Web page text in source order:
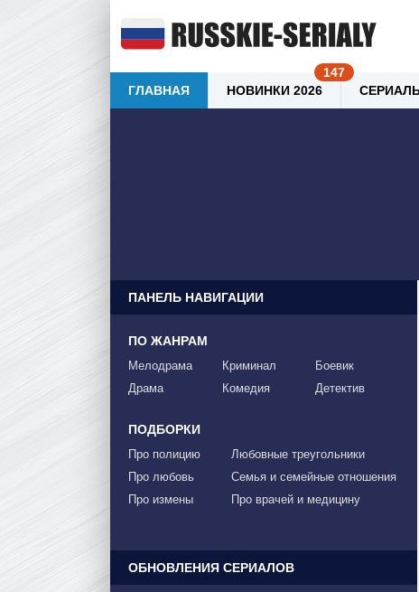
ПАНЕЛЬ НАВИГАЦИИ
ПО ЖАНРАМ
Мелодрама
Драма
Криминал
Комедия
Боевик
Детектив
ПОДБОРКИ
Про полицию
Про любовь
Про измены
Любовные треугольники
Семья и семейные отношения
Про врачей и медицину
ОБНОВЛЕНИЯ СЕРИАЛОВ
ГЛАВНАЯ НОВИНКИ 2026